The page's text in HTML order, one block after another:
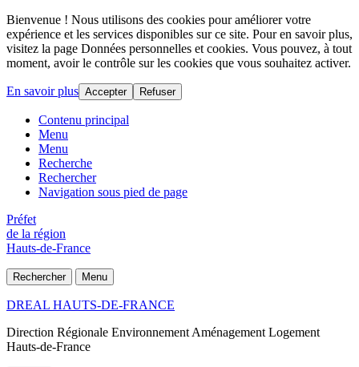
Bienvenue ! Nous utilisons des cookies pour améliorer votre
expérience et les services disponibles sur ce site. Pour en savoir plus,
visitez la page Données personnelles et cookies. Vous pouvez, à tout
moment, avoir le contrôle sur les cookies que vous souhaitez activer.
En savoir plus Accepter Refuser
Contenu principal
Menu
Menu
Recherche
Rechercher
Navigation sous pied de page
Préfet
de la région
Hauts-de-France
Rechercher Menu
DREAL HAUTS-DE-FRANCE
Direction Régionale Environnement Aménagement Logement
Hauts-de-France